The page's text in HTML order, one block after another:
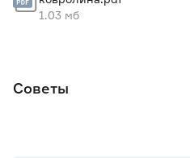
1.03 мб
Советы